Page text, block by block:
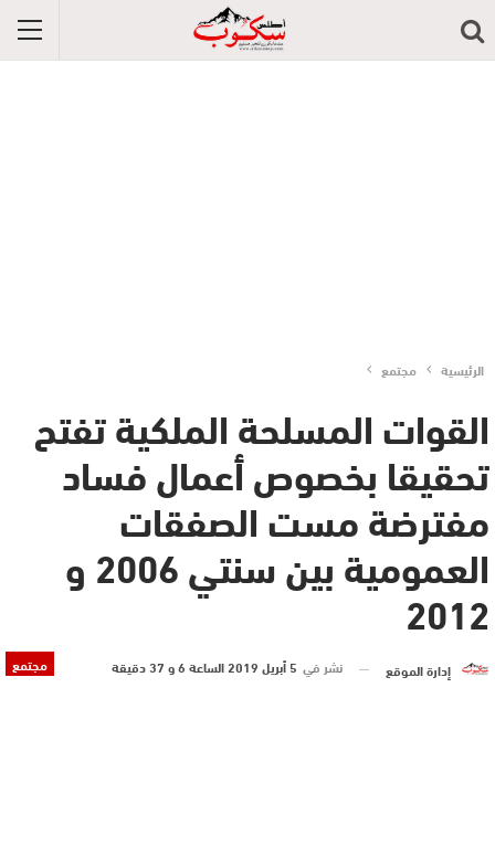
الرئيسية مجتمع
القوات المسلحة الملكية تفتح
تحقيقا بخصوص أعمال فساد
مفترضة مست الصفقات
العمومية بين سنتي 2006 و
2012
مجتمع إدارة الموقع نشر في 5 أبريل 2019 الساعة 6 و 37 دقيقة